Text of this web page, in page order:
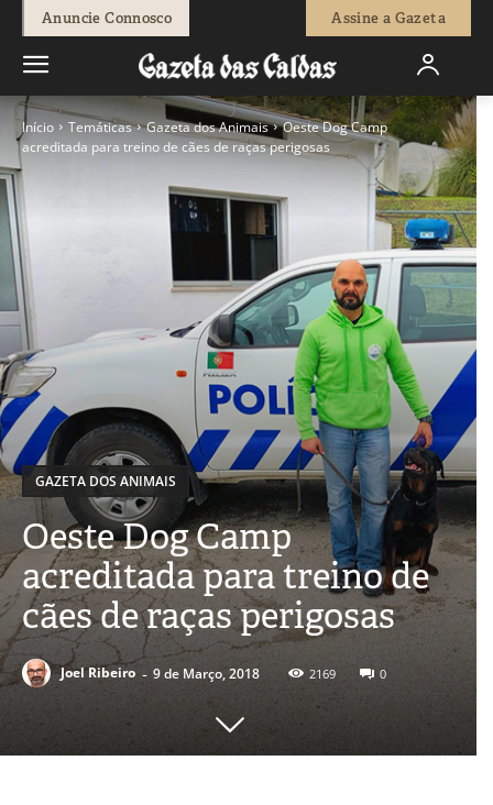
Anuncie Connosco Assine a Gazeta
Início Temáticas Gazeta dos Animais
Oeste Dog Camp
acreditada para treino de cães de raças perigosas
GAZETA DOS ANIMAIS
Oeste Dog Camp
acreditada para treino de
cães de raças perigosas
Joel Ribeiro - 9 de Março, 2018 2169 0